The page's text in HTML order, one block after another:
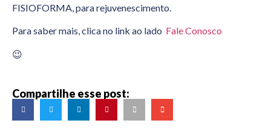
FISIOFORMA, para rejuvenescimento.
Para saber mais, clica no link ao lado Fale Conosco
😉
Compartilhe esse post: